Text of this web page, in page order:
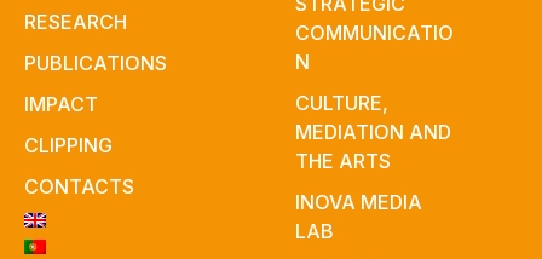
RESEARCH
PUBLICATIONS
IMPACT
CLIPPING
CONTACTS
COMMUNICATIO
N
CULTURE,
MEDIATION AND
THE ARTS
INOVA MEDIA
LAB